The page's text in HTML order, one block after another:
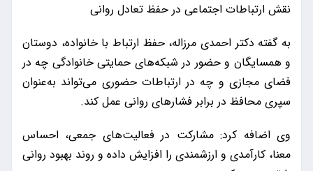
نقش ارتباطات اجتماعی در حفظ تعادل روانی
به گفته دکتر احمدی مرزاله، حفظ ارتباط با خانواده، دوستان
و همسایگان و حضور در شبکه‌های حمایتی خانوادگی چه در
فضای مجازی و چه در ارتباطات حضوری می‌تواند به‌عنوان
سپری محافظ در برابر فشارهای روانی عمل کند.
وی اضافه کرد: مشارکت در فعالیت‌های جمعی، احساس
معنا، کارآمدی و ارزشمندی را افزایش داده و روند بهبود روانی